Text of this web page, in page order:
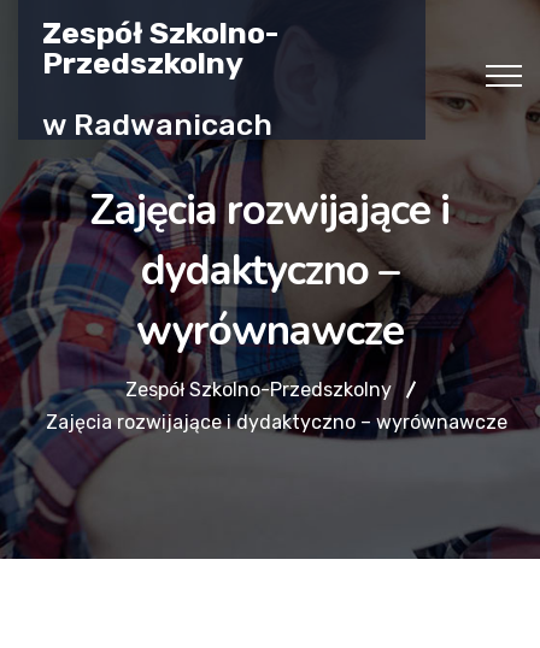
Zespół Szkolno-
Przedszkolny
w Radwanicach
Zajęcia rozwijające i
dydaktyczno –
wyrównawcze
Zespół Szkolno-Przedszkolny
Zajęcia rozwijające i dydaktyczno – wyrównawcze